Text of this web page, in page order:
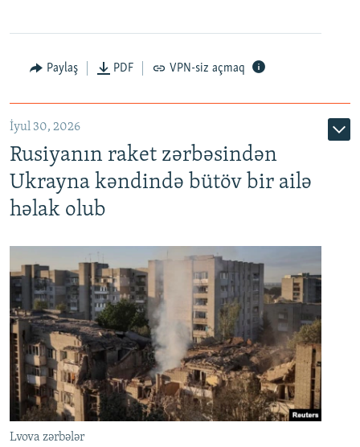
Paylaş PDF VPN-siz açmaq
İyul 30, 2026
Rusiyanın raket zərbəsindən
Ukrayna kəndində bütöv bir ailə
həlak olub
Lvova zərbələr